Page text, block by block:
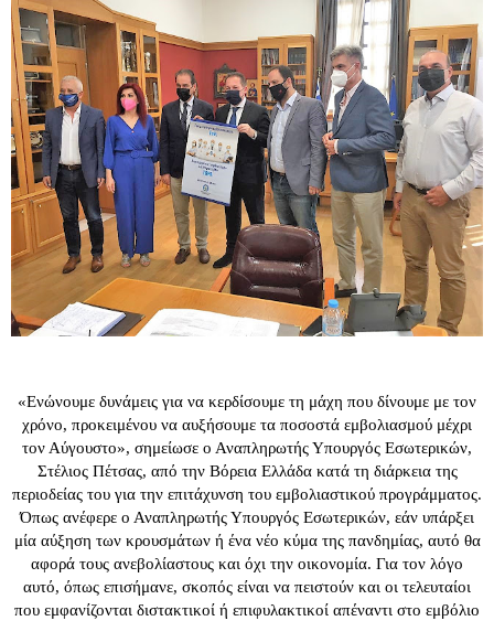
«Ενώνουμε δυνάμεις για να κερδίσουμε τη μάχη που δίνουμε με τον
χρόνο, προκειμένου να αυξήσουμε τα ποσοστά εμβολιασμού μέχρι
τον Αύγουστο», σημείωσε ο Αναπληρωτής Υπουργός Εσωτερικών,
Στέλιος Πέτσας, από την Βόρεια Ελλάδα κατά τη διάρκεια της
περιοδείας του για την επιτάχυνση του εμβολιαστικού προγράμματος.
Όπως ανέφερε ο Αναπληρωτής Υπουργός Εσωτερικών, εάν υπάρξει
μία αύξηση των κρουσμάτων ή ένα νέο κύμα της πανδημίας, αυτό θα
αφορά τους ανεβολίαστους και όχι την οικονομία. Για τον λόγο
αυτό, όπως επισήμανε, σκοπός είναι να πειστούν και οι τελευταίοι
που εμφανίζονται διστακτικοί ή επιφυλακτικοί απέναντι στο εμβόλιο